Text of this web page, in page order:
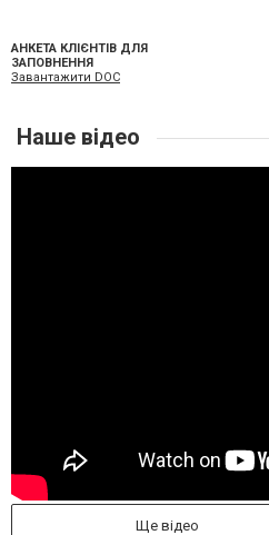
АНКЕТА КЛІЄНТІВ ДЛЯ
ЗАПОВНЕННЯ
Завантажити DOC
Наше відео
Ще відео